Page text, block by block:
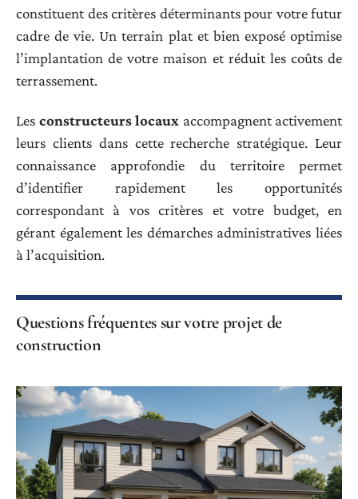
constituent des critères déterminants pour votre futur
cadre de vie. Un terrain plat et bien exposé optimise
l’implantation de votre maison et réduit les coûts de
terrassement.
Les constructeurs locaux accompagnent activement
leurs clients dans cette recherche stratégique. Leur
connaissance approfondie du territoire permet
d’identifier rapidement les opportunités
correspondant à vos critères et votre budget, en
gérant également les démarches administratives liées
à l’acquisition.
Questions fréquentes sur votre projet de
construction